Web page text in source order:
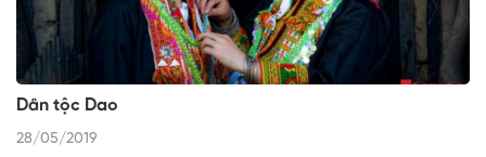
Dân tộc Dao
28/05/2019